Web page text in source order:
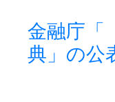
金融庁「
典」の公